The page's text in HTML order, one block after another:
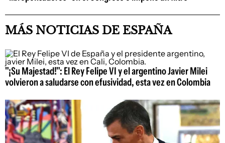
MÁS NOTICIAS DE ESPAÑA
"¡Su Majestad!": El Rey Felipe VI y el argentino Javier Milei
volvieron a saludarse con efusividad, esta vez en Colombia